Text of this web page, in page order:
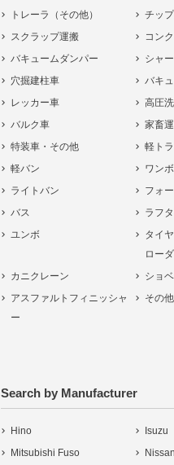
トレーラ（その他）
チッ
スクラップ運搬
コン
バキュームダンパー
シャ
穴掘建柱車
バキ
レッカー車
高圧
バルク車
家畜
特装車・その他
軽ト
軽バン
ワン
ライトバン
フォ
バス
ラフ
ユンボ
タイ
ローダ
カニクレーン
ショ
アスファルトフィニッシャ
ー
その他
Search by Manufacturer
Hino
Isuzu
Mitsubishi Fuso